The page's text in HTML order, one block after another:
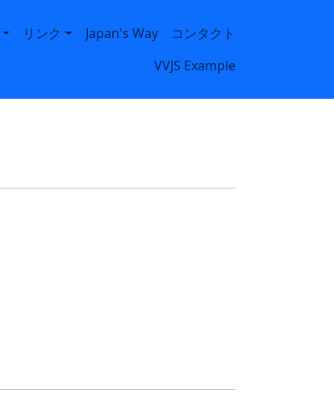
リンク Japan's Way
コンタクト
VVJS Example